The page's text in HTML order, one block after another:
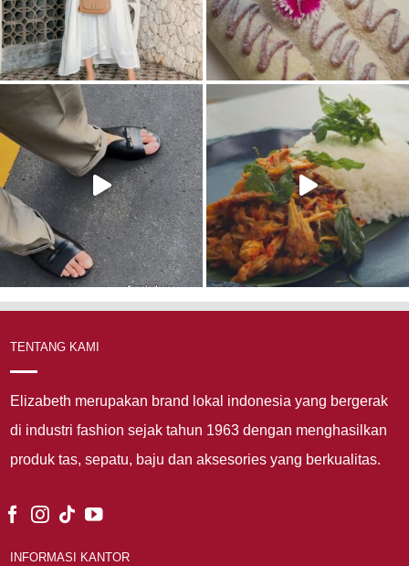
TENTANG KAMI
Elizabeth merupakan brand lokal indonesia yang bergerak
di industri fashion sejak tahun 1963 dengan menghasilkan
produk tas, sepatu, baju dan aksesories yang berkualitas.
INFORMASI KANTOR